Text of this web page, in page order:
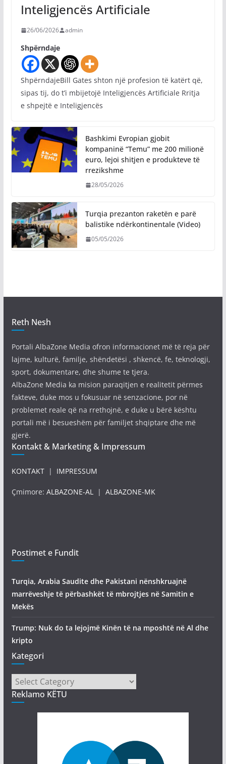
Inteligjencës Artificiale
26/06/2026 admin
Shpërndaje
ShpërndajeBill Gates shton një profesion të katërt që,
sipas tij, do t’i mbijetojë Inteligjencës Artificiale Rritja
e shpejtë e Inteligjencës
Bashkimi Evropian gjobit
kompaninë “Temu” me 200 milionë
euro, lejoi shitjen e produkteve të
rrezikshme
28/05/2026
Turqia prezanton raketën e parë
balistike ndërkontinentale (Video)
05/05/2026
Reth Nesh
Portali AlbaZone Media ofron informacionet më të reja për
lajme, kulturë, familje, shëndetësi , shkencë, fe, teknologji,
sport, dokumentare, dhe shume te tjera.
AlbaZone Media ka mision paraqitjen e realitetit përmes
fakteve, duke mos u fokusuar në senzacione, por në
problemet reale që na rrethojnë, e duke u bërë kështu
portali më i besueshëm për familjet shqiptare dhe më
gjerë.
Kontakt & Marketing & Impressum
KONTAKT| IMPRESSUM
Çmimore: ALBAZONE-AL| ALBAZONE-MK
Postimet e Fundit
Turqia, Arabia Saudite dhe Pakistani nënshkruajnë
marrëveshje të përbashkët të mbrojtjes në Samitin e
Mekës
Trump: Nuk do ta lejojmë Kinën të na mposhtë në Al dhe
kripto
Kategori
Kategori
Reklamo KËTU